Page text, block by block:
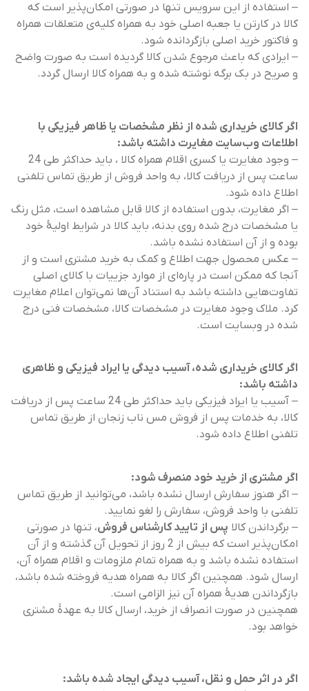
– استفاده از این سرویس تنها در صورتی امکان‌پذیر است که
کالا در کارتن یا جعبه اصلی خود به همراه کلیه‌ی متعلقات همراه
و فاکتور خرید اصلی بازگردانده شود.
– ایرادی که باعث مرجوع شدن کالا گردیده است به صورت واضح
و صریح در بک برگه نوشته شده و به همراه کالا ارسال گردد.
اگر کالای خریداری شده از نظر مشخصات یا ظاهر فیزیکی با
اطلاعات وب‌سایت مغایرت داشته باشد:
– وجود مغایرت یا کسری اقلام همراه کالا ، باید حداکثر طی 24
ساعت پس از دریافت کالا، به واحد فروش از طریق تماس تلفنی
اطلاع داده شود.
– اگر مغایرت، بدون استفاده از کالا قابل مشاهده است، مثل رنگ
یا مشخصات درج شده روی بدنه، باید کالا در شرایط اولیۀ خود
بوده و از آن استفاده نشده باشد.
– عکس محصول جهت اطلاع و کمک به خرید مشتری است و از
آنجا که ممکن است در پاره‌ای از موارد جزییات با کالای اصلی
تفاوت‌هایی داشته باشد به استناد آن‌ها نمی‌توان اعلام مغایرت
کرد. ملاک وجود مغایرت در مشخصات کالا، مشخصات فنی درج
شده در وبسایت است.
اگر کالای خریداری شده، آسیب دیدگی یا ایراد فیزیکی و ظاهری
داشته باشد:
– آسیب یا ایراد فیزیکی باید حداکثر طی 24 ساعت پس از دریافت
کالا، به خدمات پس از فروش مس ناب زنجان از طریق تماس
تلفنی اطلاع داده شود.
اگر مشتری از خرید خود منصرف شود:
– اگر هنوز سفارش ارسال نشده باشد، می‌توانید از طریق تماس
تلفنی با واحد فروش، سفارش را لغو نمایید.
– برگرداندن کالا پس از تایید کارشناس فروش، تنها در صورتی
امکان‌پذیر است که بیش از 2 روز از تحویل آن گذشته و از آن
استفاده نشده باشد و به همراه تمام ملزومات و اقلام همراه آن،
ارسال شود. همچنین اگر کالا به همراه هدیه فروخته شده باشد،
بازگرداندن هدیۀ همراه آن نیز الزامی است.
همچنین در صورت انصراف از خرید، ارسال کالا به عهدۀ مشتری
خواهد بود.
اگر در اثر حمل و نقل، آسیب دیدگی ایجاد شده باشد: